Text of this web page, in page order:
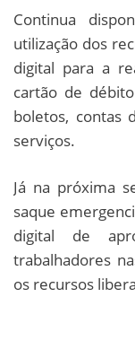
Continua
utilização dos
digital para a
cartão de
boletos, contas
serviços.
Já na próxima
saque
digital de
trabalhadores
os recursos